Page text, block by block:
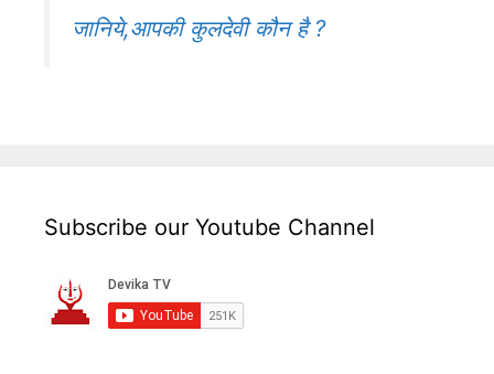
जानिये,आपकी कुलदेवी कौन है ?
Subscribe our Youtube Channel